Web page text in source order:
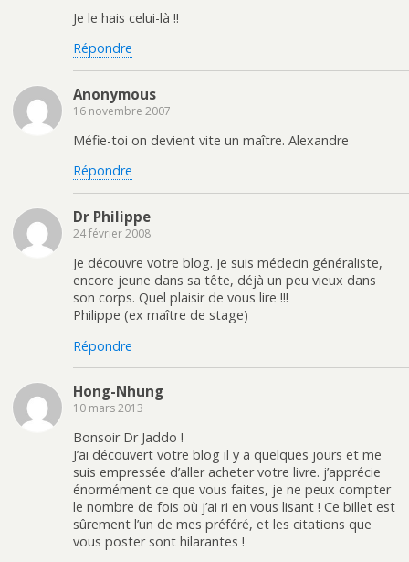
Je le hais celui-là !!
Répondre
Anonymous
16 novembre 2007
Méfie-toi on devient vite un maître. Alexandre
Répondre
Dr Philippe
24 février 2008
Je découvre votre blog. Je suis médecin généraliste,
encore jeune dans sa tête, déjà un peu vieux dans
son corps. Quel plaisir de vous lire !!!
Philippe (ex maître de stage)
Répondre
Hong-Nhung
10 mars 2013
Bonsoir Dr Jaddo !
J’ai découvert votre blog il y a quelques jours et me
suis empressée d’aller acheter votre livre. j’apprécie
énormément ce que vous faites, je ne peux compter
le nombre de fois où j’ai ri en vous lisant ! Ce billet est
sûrement l’un de mes préféré, et les citations que
vous poster sont hilarantes !